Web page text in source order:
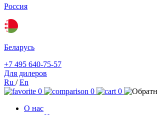
Россия
Беларусь
+7 495 640-75-57
Для дилеров
Ru /En
0
0
0
О нас